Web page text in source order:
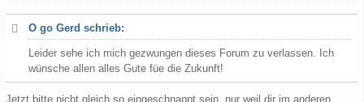
O go Gerd schrieb:
Leider sehe ich mich gezwungen dieses Forum zu verlassen. Ich
wünsche allen alles Gute füe die Zukunft!
Jetzt bitte nicht gleich so eingeschnappt sein, nur weil dir im anderen